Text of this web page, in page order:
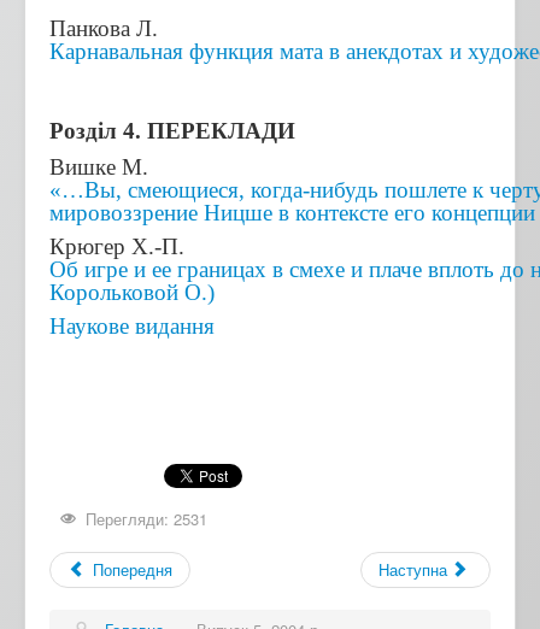
Панкова Л.
Карнавальная функция мата в анекдотах и
Розділ 4. ПЕРЕКЛАДИ
Вишке М.
«…Вы, смеющиеся, когда-нибудь пошлете к
мировоззрение Ницше в контексте его
Крюгер Х.-П.
Об игре и ее границах в смехе и плаче вплоть
Корольковой О.)
Наукове видання
Перегляди: 2531
Попередня Наступна